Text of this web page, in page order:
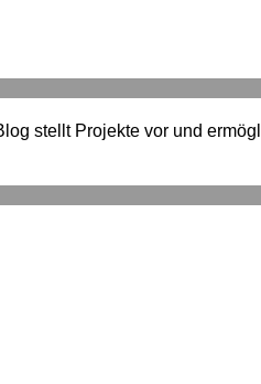
stellt Projekte vor und